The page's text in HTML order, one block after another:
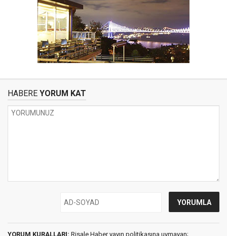
HABERE YORUM KAT
YORUM KURALLARI: Risale Haber yayın politikasına uymayan;